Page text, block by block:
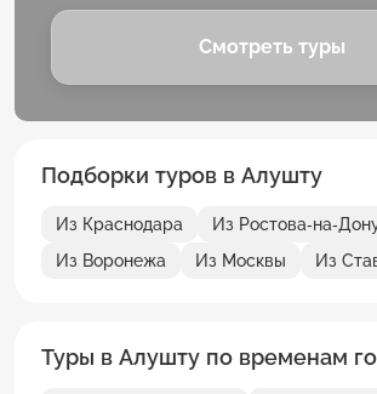
Смотреть туры
Подборки туров в Алушту
Из Краснодара
Из Ростова-на-
Из Воронежа
Из Москвы Из
Туры в Алушту по временам